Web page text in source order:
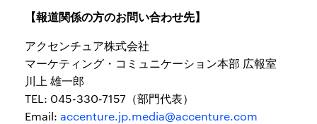
【報道関係の方のお問い合わせ先】
アクセンチュア株式会社
マーケティング・コミュニケーション本部 広報室
川上 雄一郎
TEL: 045-330-7157（部門代表）
Email: accenture.jp.media@accenture.com